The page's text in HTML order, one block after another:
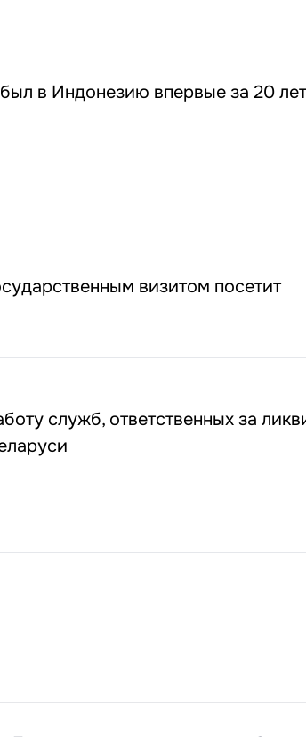
в Индонезию впервые за 20 лет
визитом посетит
служб, ответственных за